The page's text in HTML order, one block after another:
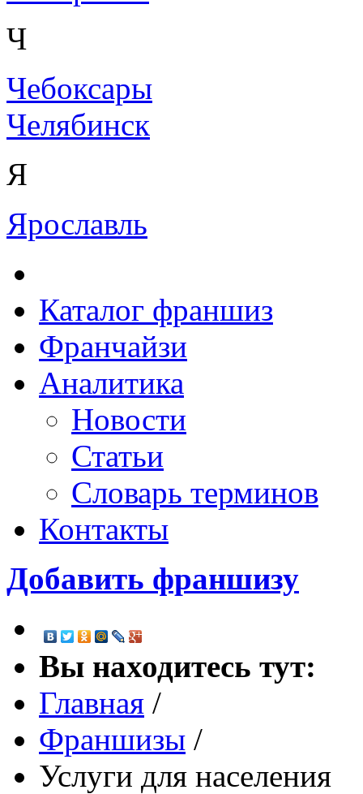
Ч
Чебоксары
Челябинск
Я
Ярославль
Каталог франшиз
Франчайзи
Аналитика
Новости
Статьи
Словарь терминов
Контакты
Добавить франшизу
Вы находитесь тут:
Главная /
Франшизы /
Услуги для населения